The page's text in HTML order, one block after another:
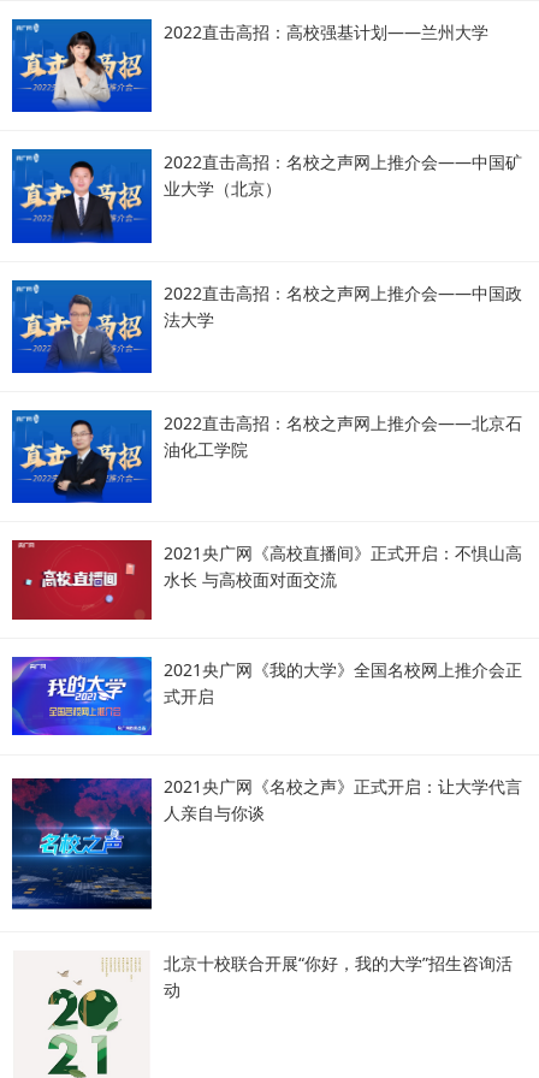
2022直击高招：高校强基计划——兰州大学
2022直击高招：名校之声网上推介会——中国矿
业大学（北京）
2022直击高招：名校之声网上推介会——中国政
法大学
2022直击高招：名校之声网上推介会——北京石
油化工学院
2021央广网《高校直播间》正式开启：不惧山高
水长 与高校面对面交流
2021央广网《我的大学》全国名校网上推介会正
式开启
2021央广网《名校之声》正式开启：让大学代言
人亲自与你谈
北京十校联合开展“你好，我的大学”招生咨询活
动